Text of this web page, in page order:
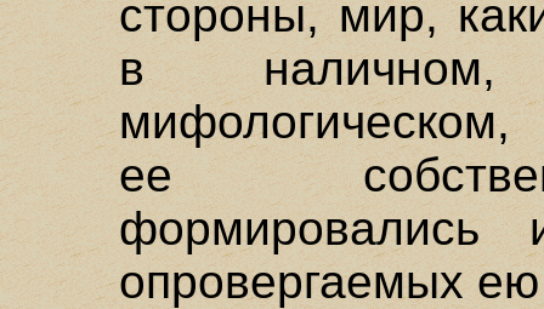
стороны, мир,
в наличном,
ее
формировались
опровергаемых